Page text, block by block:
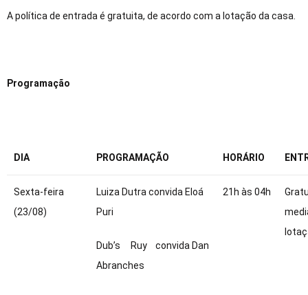
A política de entrada é gratuita, de acordo com a lotação da casa.
Programação
DIA PROGRAMAÇÃO HORÁRIO
Sexta-feira
(23/08)
Luiza Dutra convida Eloá
Puri
Dub’s Ruy convida Dan
Abranches
21h às 04h